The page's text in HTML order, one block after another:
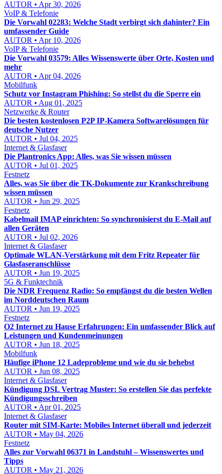
AUTOR • Apr 30, 2026
VoIP & Telefonie
Die Vorwahl 02283: Welche Stadt verbirgt sich dahinter? Ein
umfassender Guide
AUTOR • Apr 10, 2026
VoIP & Telefonie
Die Vorwahl 03579: Alles Wissenswerte über Orte, Kosten und
mehr
AUTOR • Apr 04, 2026
Mobilfunk
Schutz vor Instagram Phishing: So stellst du die Sperre ein
AUTOR • Aug 01, 2025
Netzwerke & Router
Die besten kostenlosen P2P IP-Kamera Softwarelösungen für
deutsche Nutzer
AUTOR • Jul 04, 2025
Internet & Glasfaser
Die Plantronics App: Alles, was Sie wissen müssen
AUTOR • Jul 01, 2025
Festnetz
Alles, was Sie über die TK-Dokumente zur Krankschreibung
wissen müssen
AUTOR • Jun 29, 2025
Festnetz
Kabelmail IMAP einrichten: So synchronisierst du E-Mail auf
allen Geräten
AUTOR • Jul 02, 2026
Internet & Glasfaser
Optimale WLAN-Verstärkung mit dem Fritz Repeater für
Glasfaseranschlüsse
AUTOR • Jun 19, 2025
5G & Funktechnik
Die NDR Frequenz Radio: So empfängst du die besten Wellen
im Norddeutschen Raum
AUTOR • Jun 19, 2025
Festnetz
O2 Internet zu Hause Erfahrungen: Ein umfassender Blick auf
Leistungen und Kundenmeinungen
AUTOR • Jun 18, 2025
Mobilfunk
Häufige iPhone 12 Ladeprobleme und wie du sie behebst
AUTOR • Jun 08, 2025
Internet & Glasfaser
Kündigung DSL Vertrag Muster: So erstellen Sie das perfekte
Kündigungsschreiben
AUTOR • Apr 01, 2025
Internet & Glasfaser
Router mit SIM-Karte: Mobiles Internet überall und jederzeit
AUTOR • May 04, 2026
Festnetz
Alles zur Vorwahl 06371 in Landstuhl – Wissenswertes und
Tipps
AUTOR • May 21, 2026